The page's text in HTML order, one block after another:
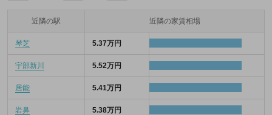
近隣の駅 近隣の家賃相場
琴芝 5.37万円
宇部新川 5.52万円
居能 5.41万円
岩鼻 5.38万円